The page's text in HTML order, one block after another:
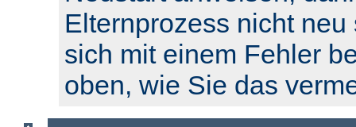
Elternprozess nicht
sich mit einem Fehler
oben, wie Sie das